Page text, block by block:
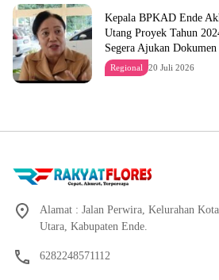
Kepala BPKAD Ende
Utang Proyek Tahun
Segera Ajukan Dokumen
Regional 20 Juli 2026
Alamat : Jalan Perwira, Kelurahan
Utara, Kabupaten Ende.
6282248571112